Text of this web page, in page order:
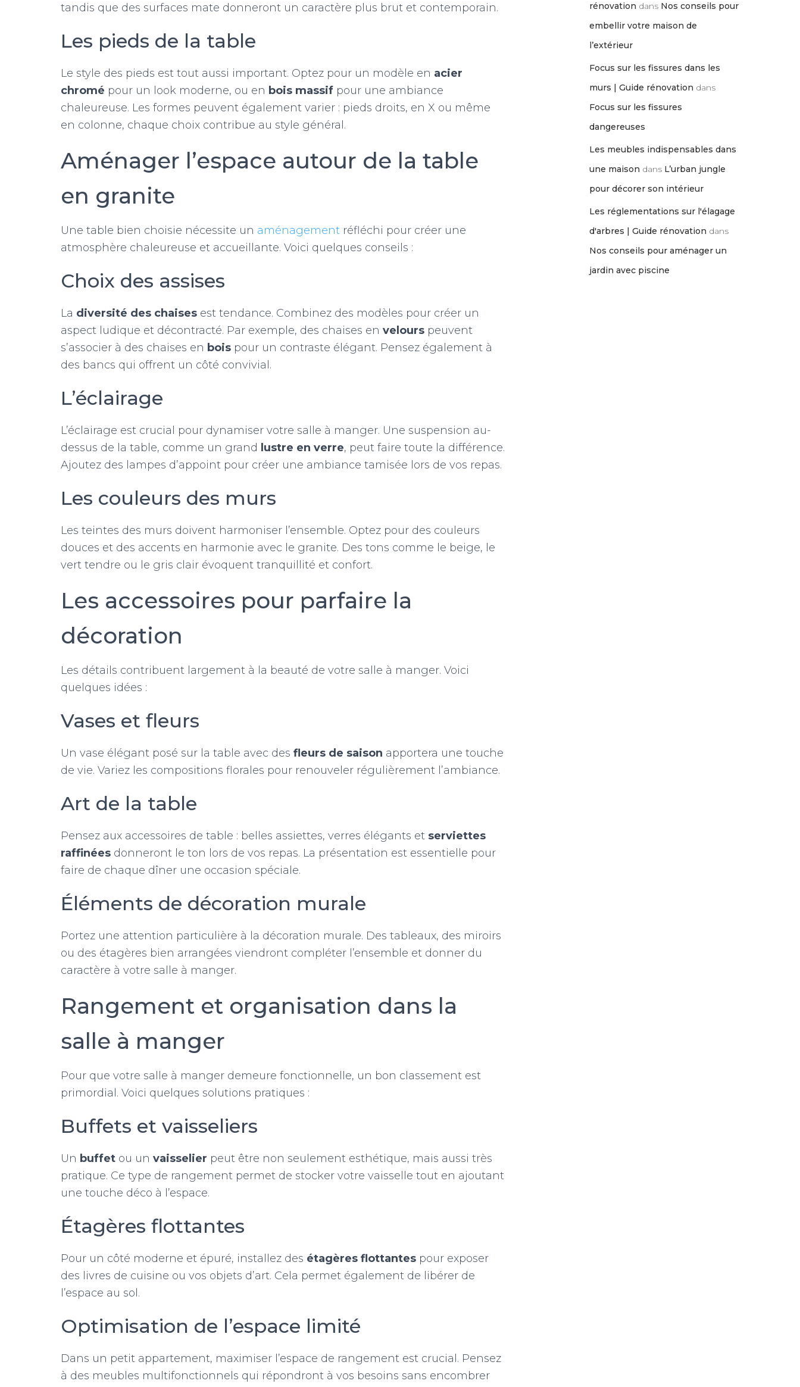
tandis que des surfaces mate donneront un caractère plus brut et contemporain.
Les pieds de la table
Le style des pieds est tout aussi important. Optez pour un modèle en acier
chromé pour un look moderne, ou en bois massif pour une ambiance
chaleureuse. Les formes peuvent également varier : pieds droits, en X ou même
en colonne, chaque choix contribue au style général.
Aménager l’espace autour de la table
en granite
Une table bien choisie nécessite un aménagement réfléchi pour créer une
atmosphère chaleureuse et accueillante. Voici quelques conseils :
Choix des assises
La diversité des chaises est tendance. Combinez des modèles pour créer un
aspect ludique et décontracté. Par exemple, des chaises en velours peuvent
s’associer à des chaises en bois pour un contraste élégant. Pensez également à
des bancs qui offrent un côté convivial.
L’éclairage
L’éclairage est crucial pour dynamiser votre salle à manger. Une suspension au-
dessus de la table, comme un grand
lustre en verre, peut faire toute la différence.
Ajoutez des lampes d’appoint pour créer une ambiance tamisée lors de vos repas.
Les couleurs des murs
Les teintes des murs doivent harmoniser l’ensemble. Optez pour des couleurs
douces et des accents en harmonie avec le granite. Des tons comme le beige, le
vert tendre ou le gris clair évoquent tranquillité et confort.
Les accessoires pour parfaire la
décoration
Les détails contribuent largement à la beauté de votre salle à manger. Voici
quelques idées :
Vases et fleurs
Un vase élégant posé sur la table avec des fleurs de saison apportera une touche
de vie. Variez les compositions florales pour renouveler régulièrement l’ambiance.
Art de la table
Pensez aux accessoires de table : belles assiettes, verres élégants et serviettes
raffinées donneront le ton lors de vos repas. La présentation est essentielle pour
faire de chaque dîner une occasion spéciale.
Éléments de décoration murale
Portez une attention particulière à la décoration murale. Des tableaux, des miroirs
ou des étagères bien arrangées viendront compléter l’ensemble et donner du
caractère à votre salle à manger.
Rangement et organisation dans la
salle à manger
Pour que votre salle à manger demeure fonctionnelle, un bon classement est
primordial. Voici quelques solutions pratiques :
Buffets et vaisseliers
Un buffet ou un vaisselier peut être non seulement esthétique, mais aussi très
pratique. Ce type de rangement permet de stocker votre vaisselle tout en ajoutant
une touche déco à l’espace.
Étagères flottantes
Pour un côté moderne et épuré, installez des étagères flottantes pour exposer
des livres de cuisine ou vos objets d’art. Cela permet également de libérer de
l’espace au sol.
Optimisation de l’espace limité
Dans un petit appartement, maximiser l’espace de rangement est crucial. Pensez
à des meubles multifonctionnels qui répondront à vos besoins sans encombrer
rénovation dans Nos conseils pour
embellir votre maison de
l’extérieur
Focus sur les fissures dans les
murs | Guide rénovation dans
Focus sur les fissures
dangereuses
Les meubles indispensables dans
une maison dans L’urban jungle
pour décorer son intérieur
Les réglementations sur l'élagage
d'arbres | Guide rénovation dans
Nos conseils pour aménager un
jardin avec piscine